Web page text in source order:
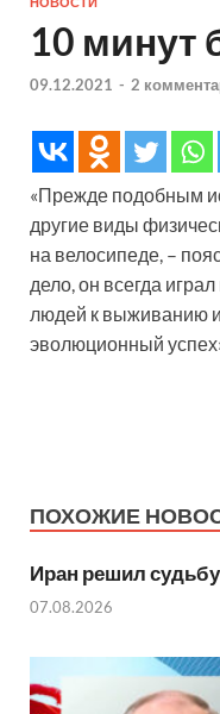
10 минут
09.12.2021 - 2
«Прежде подобным
другие виды
на велосипеде, –
дело, он всегда
людей к выживанию
эволюционный
ПОХОЖИЕ
Иран решил
07.08.2026